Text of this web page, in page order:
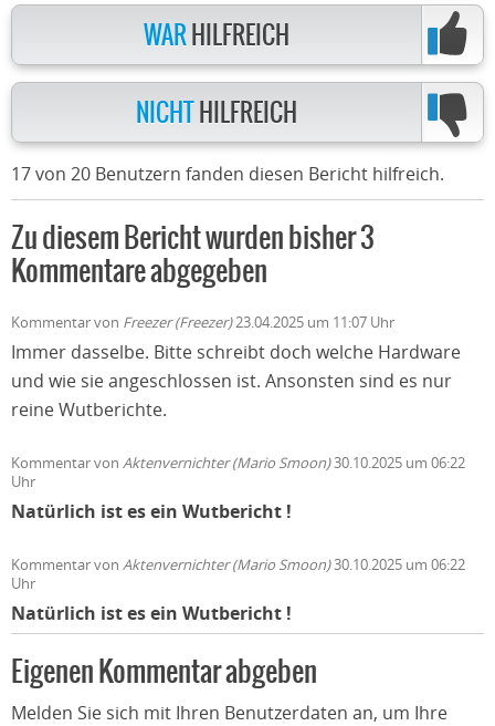
WAR HILFREICH
NICHT HILFREICH
17 von 20 Benutzern fanden diesen Bericht hilfreich.
Zu diesem Bericht wurden bisher 3
Kommentare abgegeben
Kommentar von Freezer (Freezer)23.04.2025 um 11:07 Uhr
Immer dasselbe. Bitte schreibt doch welche Hardware
und wie sie angeschlossen ist. Ansonsten sind es nur
reine Wutberichte.
Kommentar von Aktenvernichter (Mario Smoon)30.10.2025 um 06:22
Uhr
Natürlich ist es ein Wutbericht !
Kommentar von Aktenvernichter (Mario Smoon)30.10.2025 um 06:22
Uhr
Natürlich ist es ein Wutbericht !
Eigenen Kommentar abgeben
Melden Sie sich mit Ihren Benutzerdaten an, um Ihre